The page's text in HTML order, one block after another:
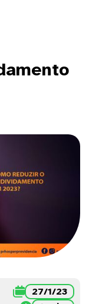
 27/1/23